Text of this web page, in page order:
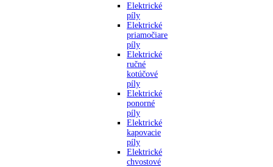
Elektrické
píly
Elektrické
priamočiare
píly
Elektrické
ručné
kotúčové
píly
Elektrické
ponorné
píly
Elektrické
kapovacie
píly
Elektrické
chvostové